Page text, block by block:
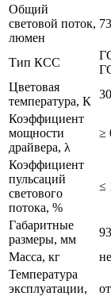
Общий
световой поток,
люмен
Тип КСС
Цветовая
температура, К
Коэффициент
мощности
драйвера, λ
≥
Коэффициент
пульсаций
светового
потока, %
≤
Габаритные
размеры, мм
Масса, кг
Температура
эксплуатации,